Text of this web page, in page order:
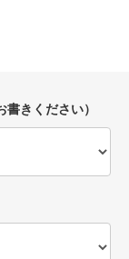
きください）